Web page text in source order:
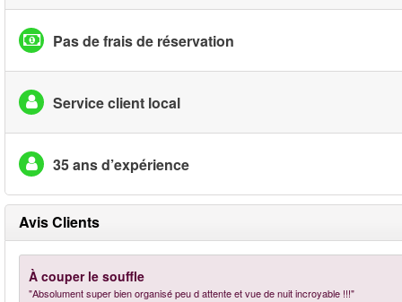
Pas de frais de réservation
Service client local
35 ans d’expérience
Avis Clients
À couper le souffle
"Absolument super bien organisé peu d attente et vue de nuit incroyable !!!"